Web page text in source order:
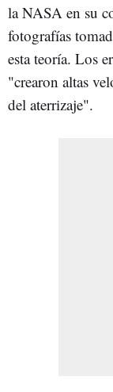
la NASA en su
fotografías
esta teoría. Los
"crearon altas
del aterrizaje".